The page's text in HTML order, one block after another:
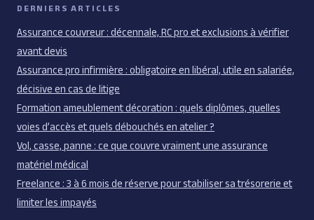
DERNIERS ARTICLES
Assurance couvreur : décennale, RC pro et exclusions à vérifier
avant devis
Assurance pro infirmière : obligatoire en libéral, utile en salariée,
décisive en cas de litige
Formation ameublement décoration : quels diplômes, quelles
voies d’accès et quels débouchés en atelier ?
Vol, casse, panne : ce que couvre vraiment une assurance
matériel médical
Freelance : 3 à 6 mois de réserve pour stabiliser sa trésorerie et
limiter les impayés